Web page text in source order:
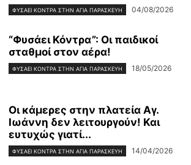
ΦΥΣΆΕΙ ΚΌΝΤΡΑ ΣΤΗΝ ΑΓΊΑ ΠΑΡΑΣΚΕΥΉ 04/08/2026
“Φυσάει Κόντρα”: Οι παιδικοί
σταθμοί στον αέρα!
ΦΥΣΆΕΙ ΚΌΝΤΡΑ ΣΤΗΝ ΑΓΊΑ ΠΑΡΑΣΚΕΥΉ 18/05/2026
Οι κάμερες στην πλατεία Αγ.
Ιωάννη δεν λειτουργούν! Και
ευτυχώς γιατί...
ΦΥΣΆΕΙ ΚΌΝΤΡΑ ΣΤΗΝ ΑΓΊΑ ΠΑΡΑΣΚΕΥΉ 14/04/2026